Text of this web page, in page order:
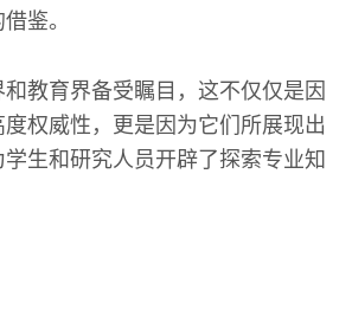
鉴。
教育界备受瞩目，这不仅仅是因
权威性，更是因为它们所展现出
生和研究人员开辟了探索专业知